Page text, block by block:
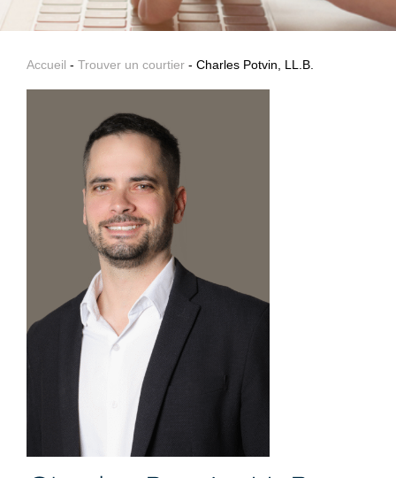
Accueil - Trouver un courtier - Charles Potvin, LL.B.